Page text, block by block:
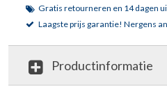
Gratis retourneren en 14 dagen
Laagste prijs garantie! Nergens
Productinformatie